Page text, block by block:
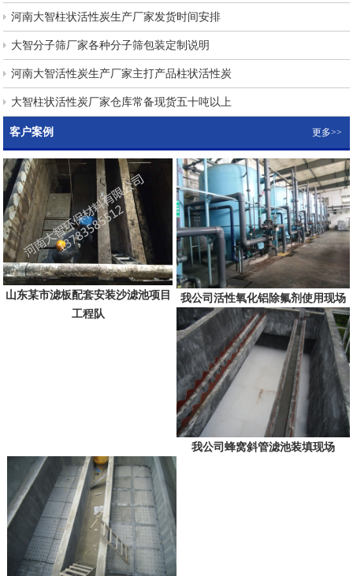
河南大智柱状活性炭生产厂家发货时间安排
大智分子筛厂家各种分子筛包装定制说明
河南大智活性炭生产厂家主打产品柱状活性炭
大智柱状活性炭厂家仓库常备现货五十吨以上
客户案例 更多>>
山东某市滤板配套安装沙滤池项目
工程队
我公司活性氧化铝除氟剂使用现场
我公司蜂窝斜管滤池装填现场